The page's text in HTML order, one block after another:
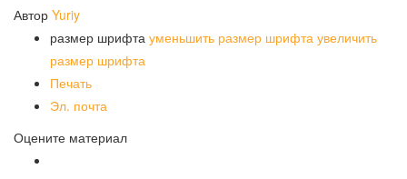
Автор Yuriy
размер шрифта уменьшить размер шрифта увеличить
размер шрифта
Печать
Эл. почта
Оцените материал